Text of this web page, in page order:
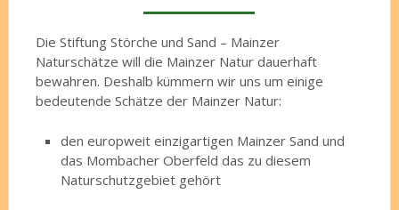
Die Stiftung Störche und Sand – Mainzer
Naturschätze will die Mainzer Natur dauerhaft
bewahren. Deshalb kümmern wir uns um einige
bedeutende Schätze der Mainzer Natur:
den europweit einzigartigen Mainzer Sand und
das Mombacher Oberfeld das zu diesem
Naturschutzgebiet gehört